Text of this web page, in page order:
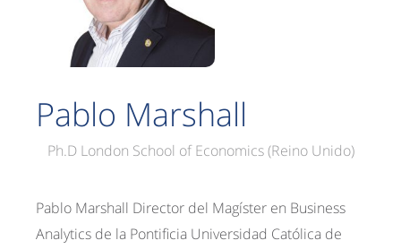
Pablo Marshall
Ph.D London School of Economics (Reino Unido)
Pablo Marshall Director del Magíster en Business
Analytics de la Pontificia Universidad Católica de